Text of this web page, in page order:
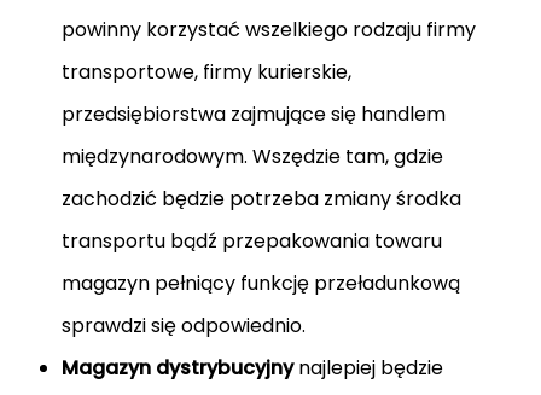
powinny korzystać wszelkiego rodzaju firmy
transportowe, firmy kurierskie,
przedsiębiorstwa zajmujące się handlem
międzynarodowym. Wszędzie tam, gdzie
zachodzić będzie potrzeba zmiany środka
transportu bądź przepakowania towaru
magazyn pełniący funkcję przeładunkową
sprawdzi się odpowiednio.
Magazyn dystrybucyjnynajlepiej będzie